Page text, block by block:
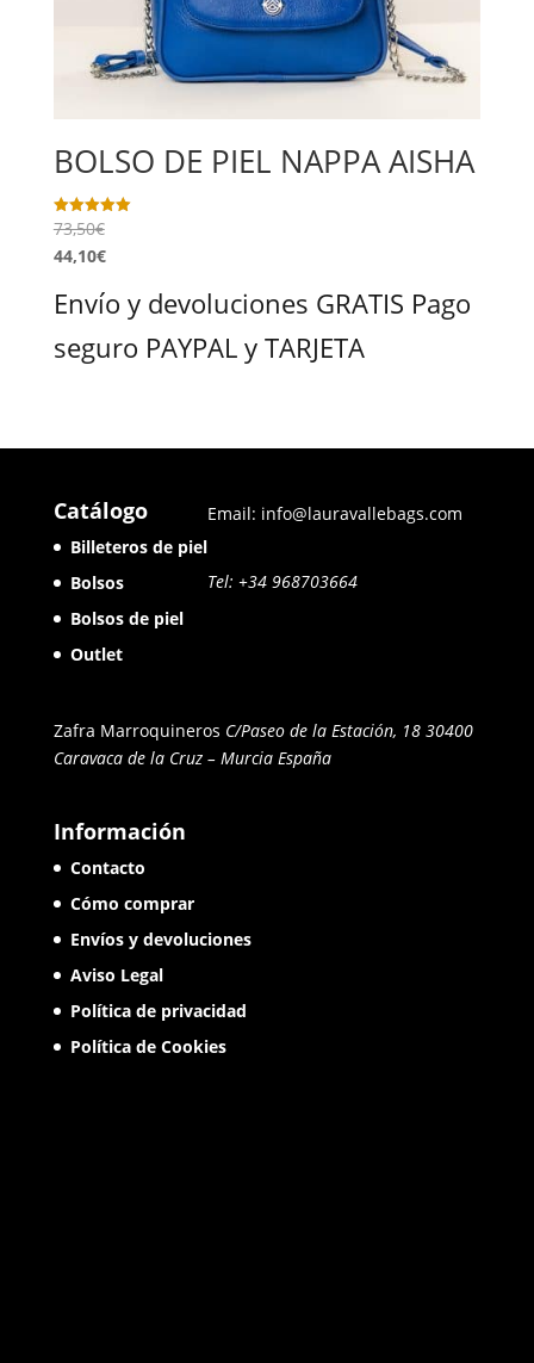
BOLSO DE PIEL NAPPA AISHA
Valorado
con
5.00
de 5
73,50€
44,10€
Envío y devoluciones GRATIS Pago
seguro PAYPAL y TARJETA
Catálogo
Billeteros de piel
Bolsos
Bolsos de piel
Outlet
Email: info@lauravallebags.com
Tel: +34 968703664
Zafra Marroquineros C/Paseo de la Estación, 18 30400
Caravaca de la Cruz – Murcia España
Información
Contacto
Cómo comprar
Envíos y devoluciones
Aviso Legal
Política de privacidad
Política de Cookies